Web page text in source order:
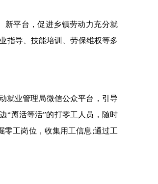
新平台，促进乡镇劳动力充分就
指导、技能培训、劳保维权等多
就业管理局微信公众平台，引导
“蹲活等活”的打零工人员，随时
零工岗位，收集用工信息;通过工